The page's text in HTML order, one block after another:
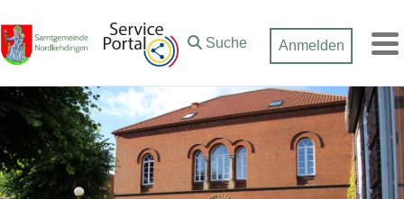
Suche
Anmelden